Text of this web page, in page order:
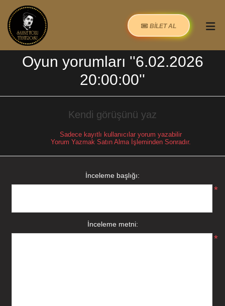
BİLET AL
Oyun yorumları
6.02.2026
20:00:00
Kendi görüşünü yaz
Sadece kayıtlı kullanıcılar yorum yazabilir
Yorum Yazmak Satın Alma İşleminden Sonradır.
İnceleme başlığı:
*
İnceleme metni:
*